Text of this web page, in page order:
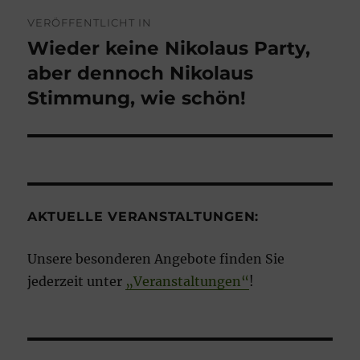
VERÖFFENTLICHT IN
Wieder keine Nikolaus Party,
aber dennoch Nikolaus
Stimmung, wie schön!
AKTUELLE VERANSTALTUNGEN:
Unsere besonderen Angebote finden Sie
jederzeit unter „Veranstaltungen“ !